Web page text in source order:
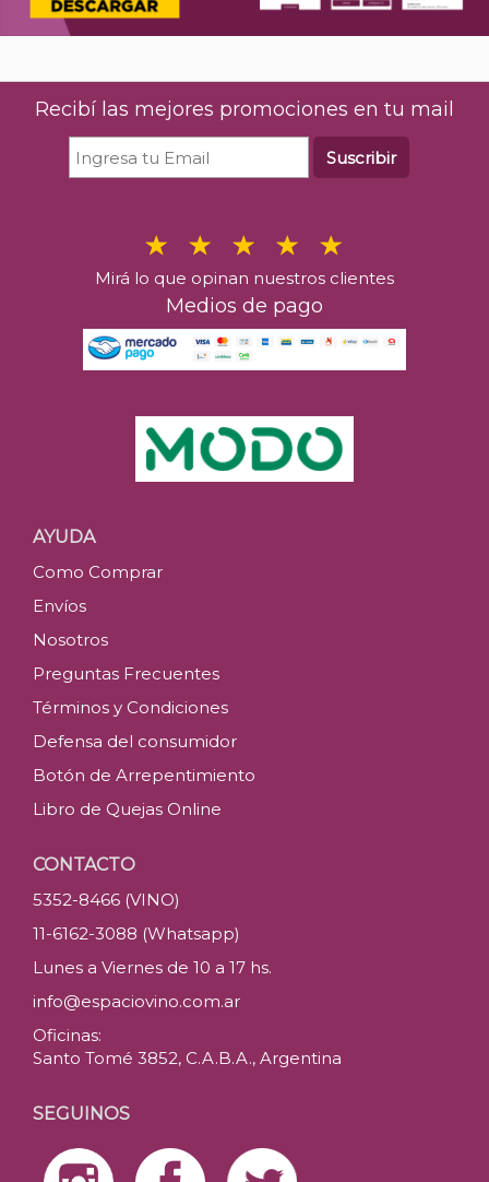
Recibí las mejores promociones en tu mail
Suscribir
Mirá lo que opinan nuestros clientes
Medios de pago
AYUDA
Como Comprar
Envíos
Nosotros
Preguntas Frecuentes
Términos y Condiciones
Defensa del consumidor
Botón de Arrepentimiento
Libro de Quejas Online
CONTACTO
5352-8466 (VINO)
11-6162-3088 (Whatsapp)
Lunes a Viernes de 10 a 17 hs.
info@espaciovino.com.ar
Oficinas:
Santo Tomé 3852, C.A.B.A., Argentina
SEGUINOS